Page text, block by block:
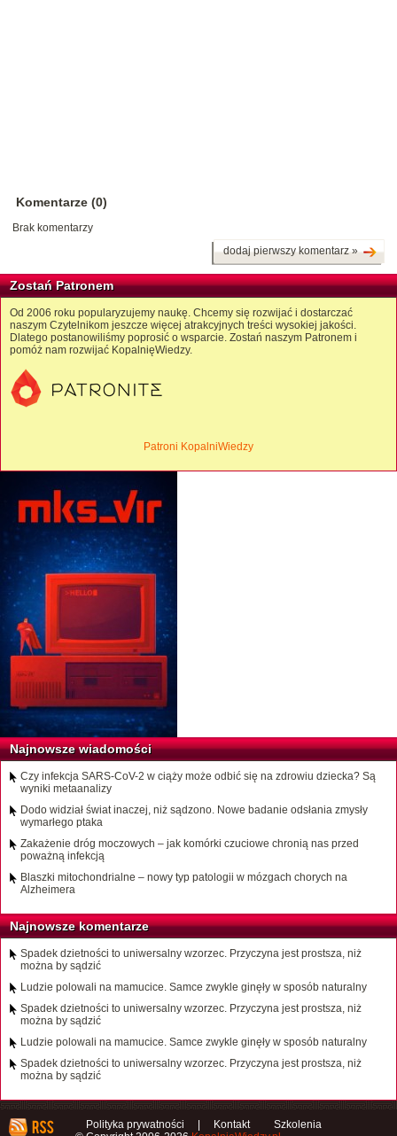
Komentarze (0)
Brak komentarzy
dodaj pierwszy komentarz »
Zostań Patronem
Od 2006 roku popularyzujemy naukę. Chcemy się rozwijać i dostarczać
naszym Czytelnikom jeszcze więcej atrakcyjnych treści wysokiej jakości.
Dlatego postanowiliśmy poprosić o wsparcie. Zostań naszym Patronem i
pomóż nam rozwijać KopalnięWiedzy.
Patroni KopalniWiedzy
Najnowsze wiadomości
Czy infekcja SARS-CoV-2 w ciąży może odbić się na zdrowiu dziecka? Są
wyniki metaanalizy
Dodo widział świat inaczej, niż sądzono. Nowe badanie odsłania zmysły
wymarłego ptaka
Zakażenie dróg moczowych – jak komórki czuciowe chronią nas przed
poważną infekcją
Blaszki mitochondrialne – nowy typ patologii w mózgach chorych na
Alzheimera
Najnowsze komentarze
Spadek dzietności to uniwersalny wzorzec. Przyczyna jest prostsza, niż
można by sądzić
Ludzie polowali na mamucice. Samce zwykle ginęły w sposób naturalny
Spadek dzietności to uniwersalny wzorzec. Przyczyna jest prostsza, niż
można by sądzić
Ludzie polowali na mamucice. Samce zwykle ginęły w sposób naturalny
Spadek dzietności to uniwersalny wzorzec. Przyczyna jest prostsza, niż
można by sądzić
Polityka prywatności Kontakt
Szkolenia